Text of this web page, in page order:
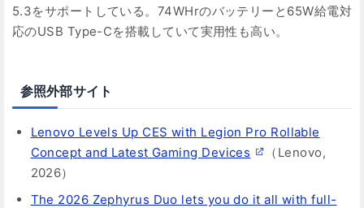
5.3をサポートしている。74WHrのバッテリーと65W給電対
応のUSB Type-Cを搭載していて実用性も高い。
参照外部サイト
Lenovo Levels Up CES with Legion Pro Rollable
Concept and Latest Gaming Devices
（Lenovo,
2026）
The 2026 Zephyrus Duo lets you do it all with full-